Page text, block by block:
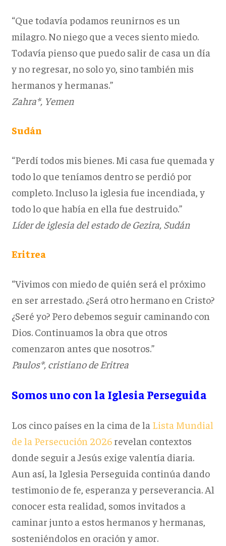
“Que todavía podamos reunirnos es un
milagro. No niego que a veces siento miedo.
Todavía pienso que puedo salir de casa un día
y no regresar, no solo yo, sino también mis
hermanos y hermanas.”
Zahra*, Yemen
Sudán
“Perdí todos mis bienes. Mi casa fue quemada y
todo lo que teníamos dentro se perdió por
completo. Incluso la iglesia fue incendiada, y
todo lo que había en ella fue destruido.”
Líder de iglesia del estado de Gezira, Sudán
Eritrea
“Vivimos con miedo de quién será el próximo
en ser arrestado. ¿Será otro hermano en Cristo?
¿Seré yo? Pero debemos seguir caminando con
Dios. Continuamos la obra que otros
comenzaron antes que nosotros.”
Paulos*, cristiano de Eritrea
Somos uno con la Iglesia Perseguida
Los cinco países en la cima de la Lista Mundial
de la Persecución 2026revelan contextos
donde seguir a Jesús exige valentía diaria.
Aun así, la Iglesia Perseguida continúa dando
testimonio de fe, esperanza y perseverancia. Al
conocer esta realidad, somos invitados a
caminar junto a estos hermanos y hermanas,
sosteniéndolos en oración y amor.